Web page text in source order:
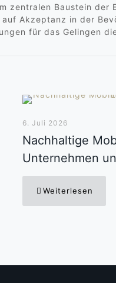
zentralen Baustein der
Akzeptanz in der
für das Gelingen
6. Juli 2026
Nachhaltige
Unternehmen
Weiterlesen